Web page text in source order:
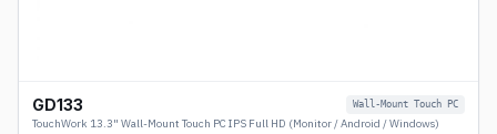
GD133 Wall-Mount Touch PC
TouchWork 13.3" Wall-Mount Touch PC IPS Full HD (Monitor / Android / Windows)